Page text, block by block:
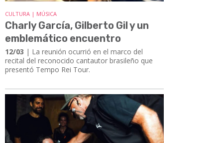
CULTURA | MÚSICA
Charly García, Gilberto Gil y un
emblemático encuentro
12/03 | La reunión ocurrió en el marco del
recital del reconocido cantautor brasileño que
presentó Tempo Rei Tour.